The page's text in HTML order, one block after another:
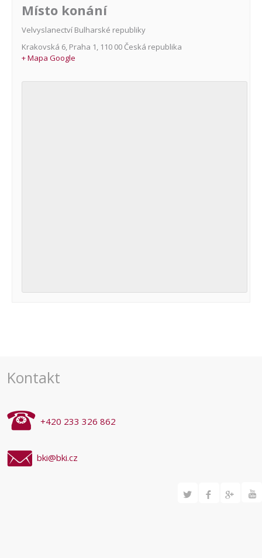
Místo konání
Velvyslanectví Bulharské republiky
Krakovská 6, Praha 1, 110 00 Česká republika
+ Mapa Google
Kontakt
+420 233 326 862
bki@bki.cz